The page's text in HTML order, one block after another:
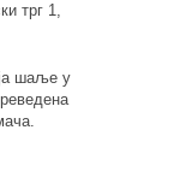
трг 1,
шаље у